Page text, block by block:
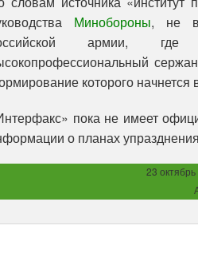
Минобороны, не
армии, где
которого начнется
пока не имеет
о планах
23 октябрь